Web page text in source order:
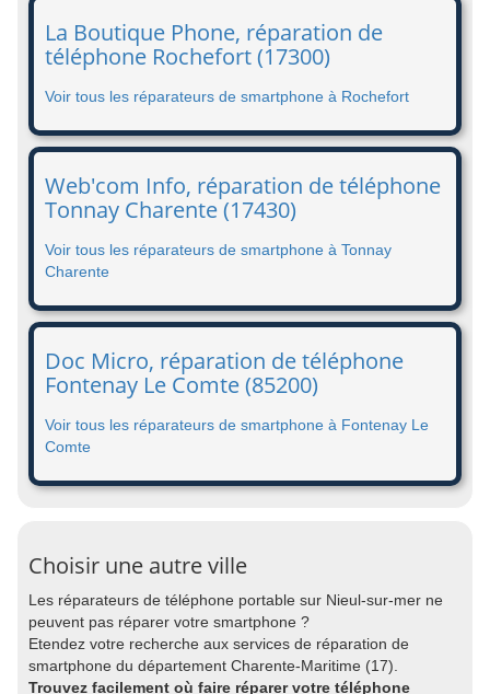
La Boutique Phone, réparation de
téléphone Rochefort (17300)
Voir tous les réparateurs de smartphone à Rochefort
Web'com Info, réparation de téléphone
Tonnay Charente (17430)
Voir tous les réparateurs de smartphone à Tonnay
Charente
Doc Micro, réparation de téléphone
Fontenay Le Comte (85200)
Voir tous les réparateurs de smartphone à Fontenay Le
Comte
Choisir une autre ville
Les réparateurs de téléphone portable sur Nieul-sur-mer ne
peuvent pas réparer votre smartphone ?
Etendez votre recherche aux services de réparation de
smartphone du département Charente-Maritime (17).
Trouvez facilement où faire réparer votre téléphone